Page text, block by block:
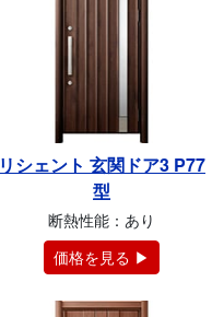
リシェント 玄関ドア3 P77
型
断熱性能：あり
価格を見る ▶